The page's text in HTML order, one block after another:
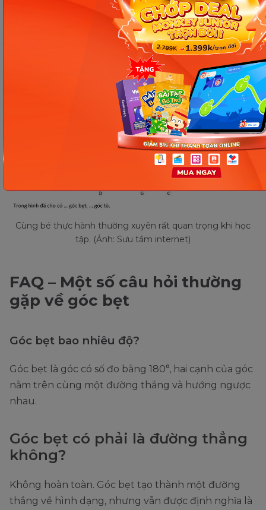
Cùng bé thực hành thường xuyên rất quan trọng khi học
tập. (Ảnh: Sưu tầm internet)
FAQ – Một số câu hỏi thường
gặp về góc bẹt
Góc bẹt bao nhiêu độ?
Góc bẹt là góc có số đo bằng 180°, hai cạnh của góc
nằm trên cùng một đường thẳng và hướng ngược
nhau.
Góc bẹt có phải là đường thẳng
không?
Không hoàn toàn. Góc bẹt tạo thành một đường
thẳng về hình dạng, nhưng vẫn được định nghĩa là